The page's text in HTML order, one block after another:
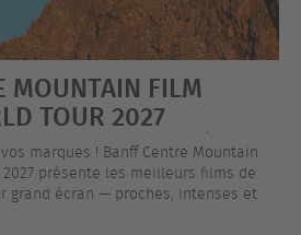
MOUNTAIN FILM
TOUR 2027
marques ! Banff Centre Mountain
présente les meilleurs films de
grand écran — proches, intenses et